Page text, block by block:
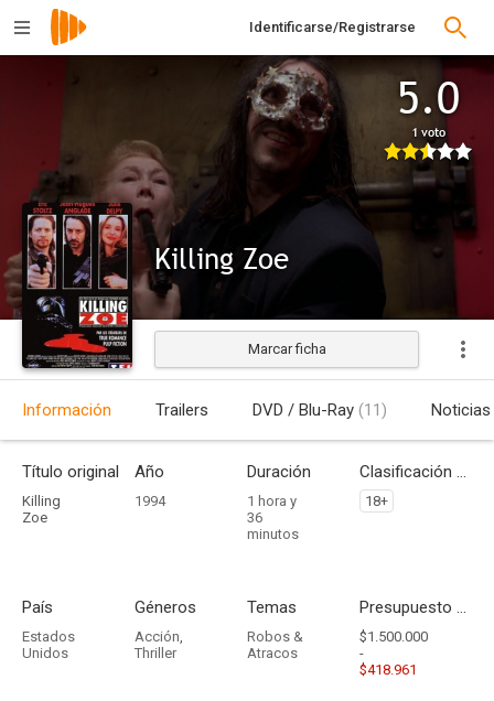
Identificarse/Registrarse
5.0
1 voto
Killing Zoe
Estrenada
Marcar ficha
Información Trailers DVD / Blu-Ray (11) Noticias
Título original
Killing
Zoe
Año
1994
Duración
1 hora y
36
minutos
Clasificación por edades
18+
País
Estados
Unidos
Géneros
Acción,
Thriller
Temas
Robos &
Atracos
Presupuesto - Ingresos
$1.500.000
-
$418.961